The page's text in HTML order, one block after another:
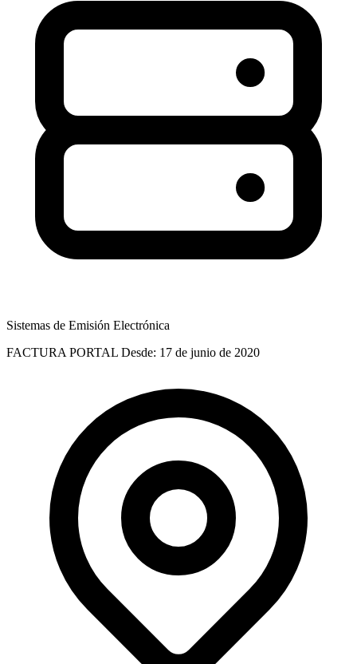
Sistemas de Emisión Electrónica
FACTURA PORTAL Desde: 17 de junio de 2020